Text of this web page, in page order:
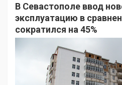
В Севастополе ввод
эксплуатацию в
сократился на 45%